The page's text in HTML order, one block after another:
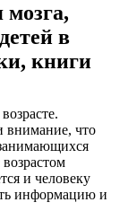
в
книги
внимание, что
и человеку
информацию и